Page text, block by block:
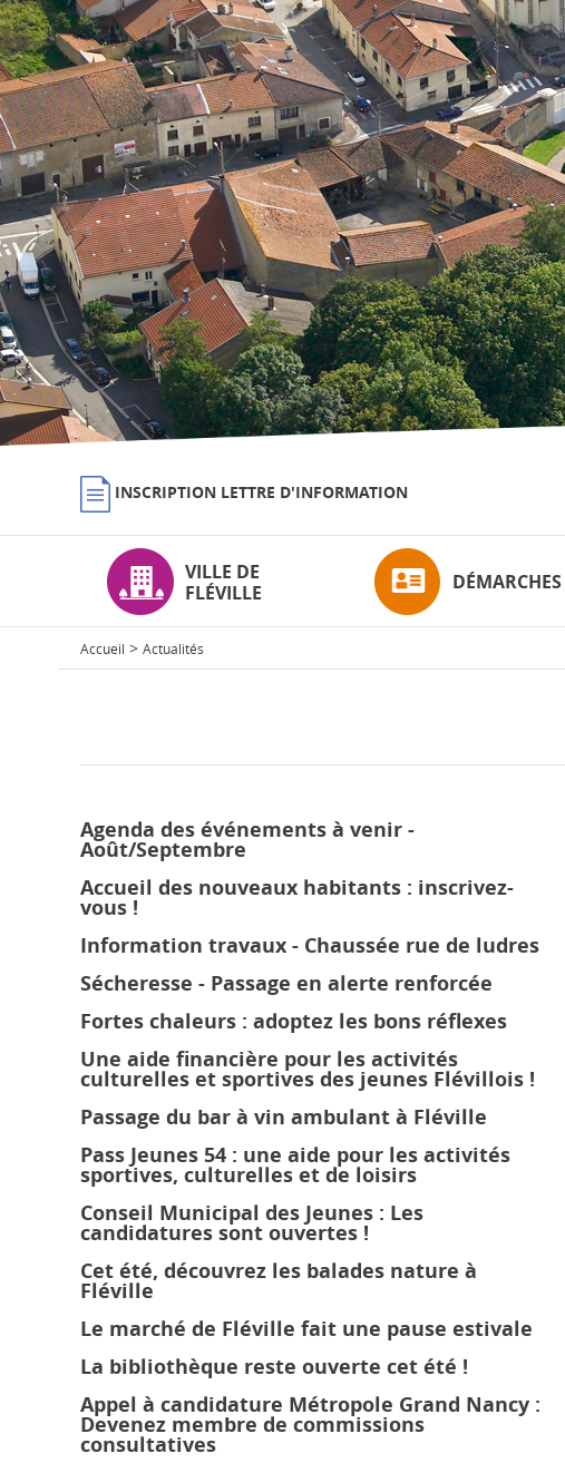
INSCRIPTION LETTRE D'INFORMATION
VILLE DE
FLÉVILLE
DÉMARCHES
Accueil > Actualités
Agenda des événements à venir -
Août/Septembre
Accueil des nouveaux habitants : inscrivez-
vous !
Information travaux - Chaussée rue de ludres
Sécheresse - Passage en alerte renforcée
Fortes chaleurs : adoptez les bons réflexes
Une aide financière pour les activités
culturelles et sportives des jeunes Flévillois !
Passage du bar à vin ambulant à Fléville
Pass Jeunes 54 : une aide pour les activités
sportives, culturelles et de loisirs
Conseil Municipal des Jeunes : Les
candidatures sont ouvertes !
Cet été, découvrez les balades nature à
Fléville
Le marché de Fléville fait une pause estivale
La bibliothèque reste ouverte cet été !
Appel à candidature Métropole Grand Nancy :
Devenez membre de commissions
consultatives